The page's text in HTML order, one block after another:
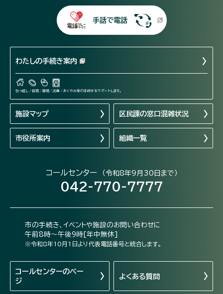
手話で電話
わたしの手続き案内
引っ越し / 結婚 / 離婚 / 出産 / おくやみ等の手続きをサポートします。
施設マップ 区民課の窓口混雑状況
市役所案内 組織一覧
コールセンター （令和8年9月30日まで）
042-770-7777
市の手続き、イベントや施設のお問い合わせに
午前8時～午後9時[年中無休]
※令和8年10月1日より代表電話番号と統合します。
コールセンターのペー
ジ
よくある質問